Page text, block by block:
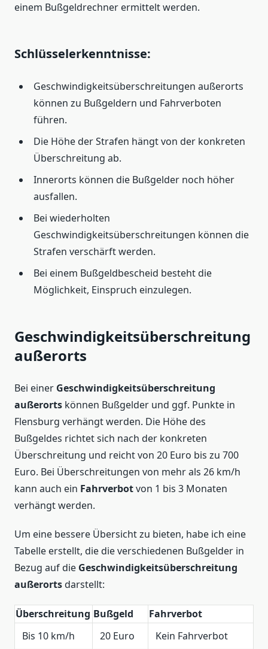
einem Bußgeldrechner ermittelt werden.
Schlüsselerkenntnisse:
Geschwindigkeitsüberschreitungen außerorts
können zu Bußgeldern und Fahrverboten
führen.
Die Höhe der Strafen hängt von der konkreten
Überschreitung ab.
Innerorts können die Bußgelder noch höher
ausfallen.
Bei wiederholten
Geschwindigkeitsüberschreitungen können die
Strafen verschärft werden.
Bei einem Bußgeldbescheid besteht die
Möglichkeit, Einspruch einzulegen.
Geschwindigkeitsüberschreitung
außerorts
Bei einer Geschwindigkeitsüberschreitung
außerorts können Bußgelder und ggf. Punkte in
Flensburg verhängt werden. Die Höhe des
Bußgeldes richtet sich nach der konkreten
Überschreitung und reicht von 20 Euro bis zu 700
Euro. Bei Überschreitungen von mehr als 26 km/h
kann auch ein Fahrverbotvon 1 bis 3 Monaten
verhängt werden.
Um eine bessere Übersicht zu bieten, habe ich eine
Tabelle erstellt, die die verschiedenen Bußgelder in
Bezug auf die Geschwindigkeitsüberschreitung
außerortsdarstellt:
Überschreitung Bußgeld
Fahrverbot
Bis 10 km/h
20 Euro
Kein Fahrverbot